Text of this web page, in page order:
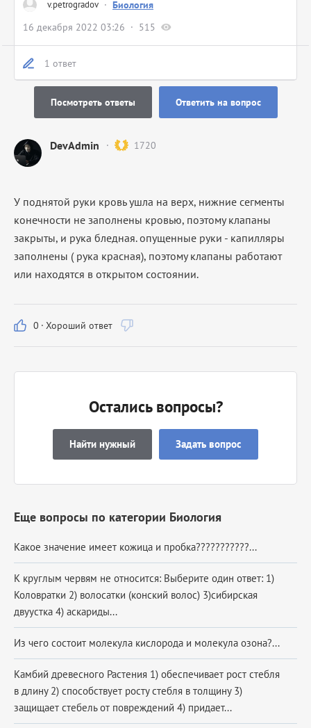
v.petrogradov · Биология
16 декабря 2022 03:26
515
1 ответ
Посмотреть ответы Ответить на вопрос
DevAdmin 1720
У поднятой руки кровь ушла на верх, нижние сегменты
конечности не заполнены кровью, поэтому клапаны
закрыты, и рука бледная. опущенные руки - капилляры
заполнены ( рука красная), поэтому клапаны работают
или находятся в открытом состоянии.
0 · Хороший ответ
Остались вопросы?
Найти нужный Задать вопрос
Еще вопросы по категории Биология
Какое значение имеет кожица и пробка???????????...
К круглым червям не относится: Выберите один ответ: 1)
Коловратки 2) волосатки (конский волос) 3)сибирская
двуустка 4) аскариды​...
Из чего состоит молекула кислорода и молекула озона?...
Камбий древесного Растения 1) обеспечивает рост стебля
в длину 2) способствует росту стебля в толщину 3)
защищает стебель от повреждений 4) придает...